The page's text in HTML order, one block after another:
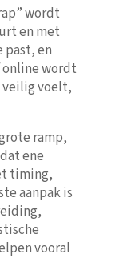
wordt
en met
past, en
online wordt
veilig voelt,
ramp,
ene
timing,
aanpak is
vooral